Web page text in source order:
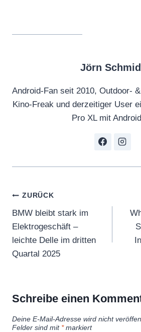
Jörn
Android-Fan seit 2010, Outdoor-
Kino-Freak und derzeitiger User
Pro XL mit
Beitragsnavigation
ZURÜCK
BMW bleibt stark im
Elektrogeschäft –
leichte Delle im dritten
Quartal 2025
Schreibe einen
Deine E-Mail-Adresse wird nicht
Felder sind mit *markiert